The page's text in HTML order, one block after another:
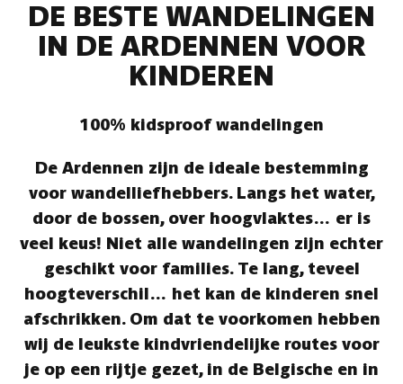
DE BESTE WANDELINGEN
IN DE ARDENNEN VOOR
KINDEREN
100% kidsproof wandelingen
De Ardennen zijn de ideale bestemming
voor wandelliefhebbers. Langs het water,
door de bossen, over hoogvlaktes… er is
veel keus! Niet alle wandelingen zijn echter
geschikt voor families. Te lang, teveel
hoogteverschil… het kan de kinderen snel
afschrikken. Om dat te voorkomen hebben
wij de leukste kindvriendelijke routes voor
je op een rijtje gezet, in de Belgische en in